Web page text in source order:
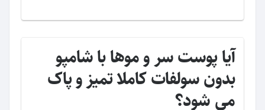
آیا پوست سر و موها با شامپو
بدون سولفات کاملا تمیز و پاک
می شود؟